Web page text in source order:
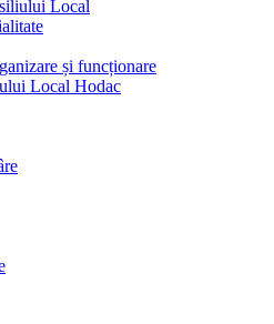
Local
și funcționare
Local Hodac